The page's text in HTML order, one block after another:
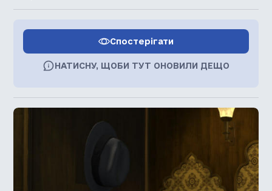
Спостерігати
НАТИСНУ, ЩОБИ ТУТ ОНОВИЛИ ДЕЩО